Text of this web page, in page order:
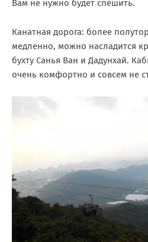
Вам не нужно будет спешить.
Канатная дорога: более
медленно, можно насладится
бухту Санья Ван и Дадунхай.
очень комфортно и совсем не